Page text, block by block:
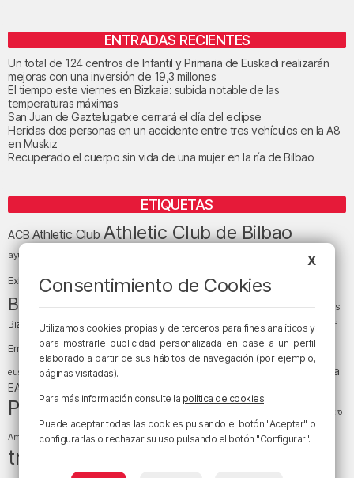
ENTRADAS RECIENTES
Un total de 124 centros de Infantil y Primaria de Euskadi realizarán
mejoras con una inversión de 19,3 millones
El tiempo este viernes en Bizkaia: subida notable de las
temperaturas máximas
San Juan de Gaztelugatxe cerrará el día del eclipse
Heridas dos personas en un accidente entre tres vehículos en la A8
en Muskiz
Recuperado el cuerpo sin vida de una mujer en la ría de Bilbao
ETIQUETAS
ACBAthletic ClubAthletic Club de Bilbao
ayuntamiento de Bilbao BEC (Bilbao
Exhibition Center) BilbaoBilbao Basket Bizkaia
Bizkaia y sus comarcas Copa del Rey cultura Cáritas
Bizkaia
Deusto Diócesis de Bilbao Egunon Bizkaia el tiempo Enkarterri
Ernesto Valverde Ertzaintza Euskadi (País Vasco)
euskera fiestas fútbol LaLiga
LaLiga
EA Sports
Política sociedadsucesos Teatro
Arriaga tiempotiempo atmosféricotráfico
tráfico en Bizkaia
X
Consentimiento de Cookies
Utilizamos cookies propias y de terceros para fines analíticos y
para mostrarle publicidad personalizada en base a un perfil
elaborado a partir de sus hábitos de navegación (por ejemplo,
páginas visitadas).
Para más información consulte la política de cookies.
Puede aceptar todas las cookies pulsando el botón "Aceptar" o
configurarlas o rechazar su uso pulsando el botón "Configurar".